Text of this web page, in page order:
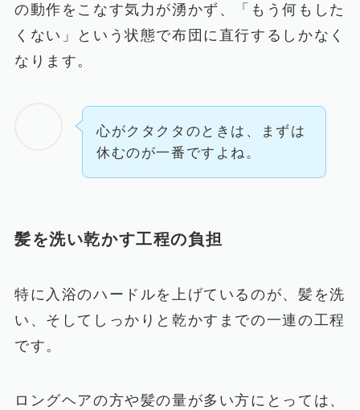
の動作をこなす気力が湧かず、「もう何もした
くない」という状態で布団に直行するしかなく
なります。
心がクタクタのときは、まずは
休むのが一番ですよね。
髪を洗い乾かす工程の負担
特に入浴のハードルを上げているのが、髪を洗
い、そしてしっかりと乾かすまでの一連の工程
です。
ロングヘアの方や髪の量が多い方にとっては、